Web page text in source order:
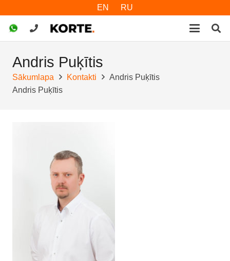
EN RU
Andris Puķītis
Sākumlapa Kontakti
Andris Puķītis
Andris Puķītis